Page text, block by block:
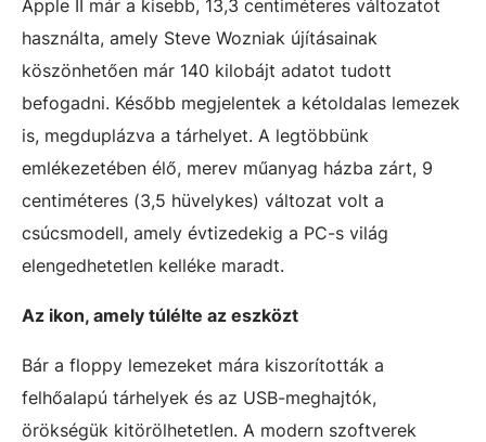
Apple II már a kisebb, 13,3 centiméteres változatot
használta, amely Steve Wozniak újításainak
köszönhetően már 140 kilobájt adatot tudott
befogadni. Később megjelentek a kétoldalas lemezek
is, megduplázva a tárhelyet. A legtöbbünk
emlékezetében élő, merev műanyag házba zárt, 9
centiméteres (3,5 hüvelykes) változat volt a
csúcsmodell, amely évtizedekig a PC-s világ
elengedhetetlen kelléke maradt.
Az ikon, amely túlélte az eszközt
Bár a floppy lemezeket mára kiszorították a
felhőalapú tárhelyek és az USB-meghajtók,
örökségük kitörölhetetlen. A modern szoftverek